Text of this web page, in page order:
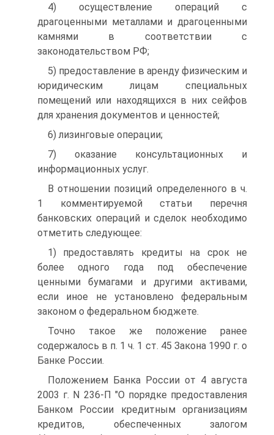
4) осуществление операций с
драгоценными металлами и драгоценными
камнями в соответствии с
законодательством РФ;
5) предоставление в аренду физическим и
юридическим лицам специальных
помещений или находящихся в них сейфов
для хранения документов и ценностей;
6) лизинговые операции;
7) оказание консультационных и
информационных услуг.
В отношении позиций определенного в ч.
1 комментируемой статьи перечня
банковских операций и сделок необходимо
отметить следующее:
1) предоставлять кредиты на срок не
более одного года под обеспечение
ценными бумагами и другими активами,
если иное не установлено федеральным
законом о федеральном бюджете.
Точно такое же положение ранее
содержалось в п. 1 ч. 1 ст. 45 Закона 1990 г. о
Банке России.
Положением Банка России от 4 августа
2003 г. N 236-П "О порядке предоставления
Банком России кредитным организациям
кредитов, обеспеченных залогом